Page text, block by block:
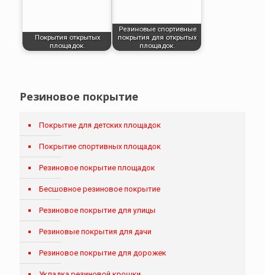
Покрытия открытых
площадок.
Резиновые спортивные
покрытия для открытых
площадок.
Резиновое покрытие
Покрытие для детских площадок
Покрытие спортивных площадок
Резиновое покрытие площадок
Бесшовное резиновое покрытие
Резиновое покрытие для улицы
Резиновые покрытия для дачи
Резиновое покрытие для дорожек